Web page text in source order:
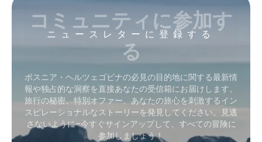
ニュースレターに登録する
コミュニティに参加す
る
ボスニア・ヘルツェゴビナの必見の目的地に関する最新情
報や独占的な洞察を直接あなたの受信箱にお届けします。
旅行の秘密、特別オファー、あなたの旅心を刺激するイン
スピレーショナルなストーリーを発見してください。見逃
さないように–今すぐサインアップして、すべての冒険に
参加しましょう！